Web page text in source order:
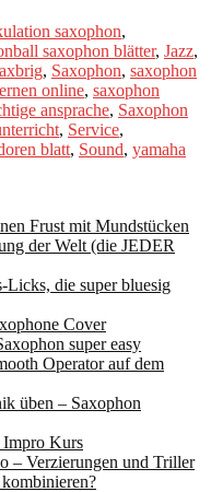
saxophon,
saxophon blätter, Jazz,
, Saxophon, saxophon
online, saxophon
ansprache, Saxophon
, Service,
blatt, Sound, yamaha
Frust mit Mundstücken
der Welt (die JEDER
die super bluesig
Cover
super easy
Operator auf dem
üben – Saxophon
Impro Kurs
– Verzierungen und Triller